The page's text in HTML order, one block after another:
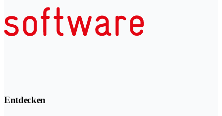
Entdecken